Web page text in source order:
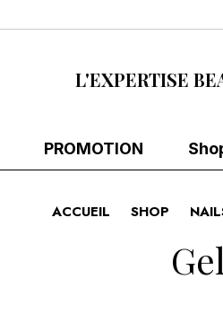
L'EXPERTISE
PROMOTION
ACCUEIL SHOP